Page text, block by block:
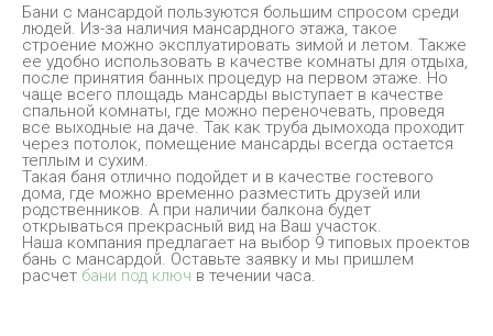
Бани с мансардой пользуются большим спросом среди
людей. Из-за наличия мансардного этажа, такое
строение можно эксплуатировать зимой и летом. Также
ее удобно использовать в качестве комнаты для отдыха,
после принятия банных процедур на первом этаже. Но
чаще всего площадь мансарды выступает в качестве
спальной комнаты, где можно переночевать, проведя
все выходные на даче. Так как труба дымохода проходит
через потолок, помещение мансарды всегда остается
теплым и сухим.
Такая баня отлично подойдет и в качестве гостевого
дома, где можно временно разместить друзей или
родственников. А при наличии балкона будет
открываться прекрасный вид на Ваш участок.
Наша компания предлагает на выбор 9 типовых проектов
бань с мансардой. Оставьте заявку и мы пришлем
расчет бани под ключ в течении часа.